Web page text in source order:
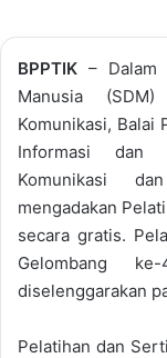
BPPTIK – Dalam
Manusia
Komunikasi, Balai
Informasi dan
Komunikasi
mengadakan
secara gratis.
Gelombang
diselenggarakan
Pelatihan dan